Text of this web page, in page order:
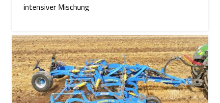
intensiver Mischung